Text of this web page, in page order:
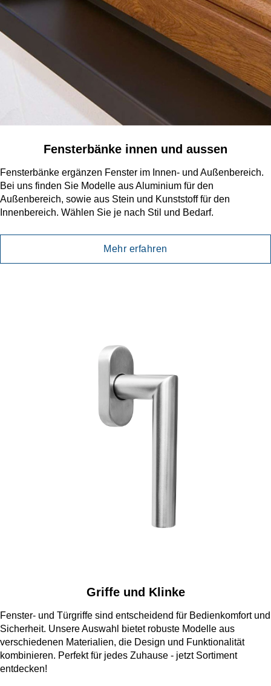
Fensterbänke innen und aussen
Fensterbänke ergänzen Fenster im Innen- und Außenbereich.
Bei uns finden Sie Modelle aus Aluminium für den
Außenbereich, sowie aus Stein und Kunststoff für den
Innenbereich. Wählen Sie je nach Stil und Bedarf.
Mehr erfahren
Griffe und Klinke
Fenster- und Türgriffe sind entscheidend für Bedienkomfort und
Sicherheit. Unsere Auswahl bietet robuste Modelle aus
verschiedenen Materialien, die Design und Funktionalität
kombinieren. Perfekt für jedes Zuhause - jetzt Sortiment
entdecken!